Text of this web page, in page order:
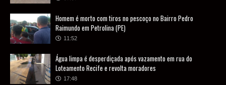
Homem é morto com tiros no pescoço no Bairro Pedro
Raimundo em Petrolina (PE)
11:52
Água limpa é desperdiçada após vazamento em rua do
Loteamento Recife e revolta moradores
17:48